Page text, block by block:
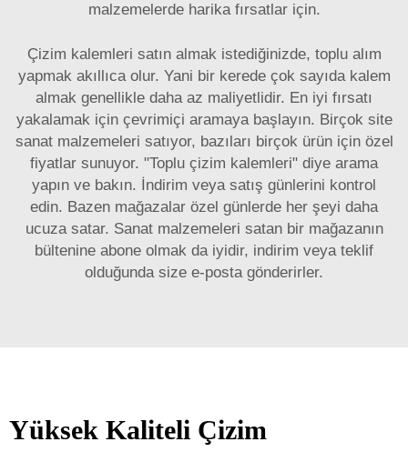
malzemelerde harika fırsatlar için.
Çizim kalemleri satın almak istediğinizde, toplu alım
yapmak akıllıca olur. Yani bir kerede çok sayıda kalem
almak genellikle daha az maliyetlidir. En iyi fırsatı
yakalamak için çevrimiçi aramaya başlayın. Birçok site
sanat malzemeleri satıyor, bazıları birçok ürün için özel
fiyatlar sunuyor. "Toplu çizim kalemleri" diye arama
yapın ve bakın. İndirim veya satış günlerini kontrol
edin. Bazen mağazalar özel günlerde her şeyi daha
ucuza satar. Sanat malzemeleri satan bir mağazanın
bültenine abone olmak da iyidir, indirim veya teklif
olduğunda size e-posta gönderirler.
Yüksek Kaliteli Çizim